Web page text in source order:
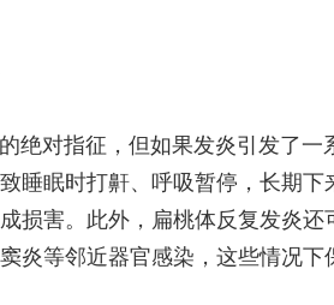
绝对指征，但如果发炎引发了一
睡眠时打鼾、呼吸暂停，长期下
损害。此外，扁桃体反复发炎还
炎等邻近器官感染，这些情况